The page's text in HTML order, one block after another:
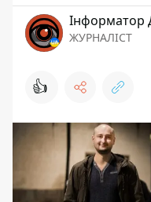
Інформатор
ЖУРНАЛІСТ
👍